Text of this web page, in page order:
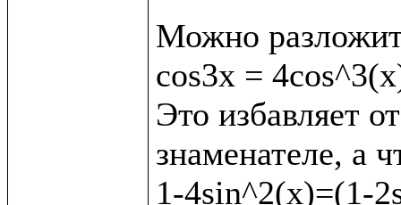
Можно
cos3x =
Это избавляет
знаменателе, а
1-4sin^2(x)=(1-